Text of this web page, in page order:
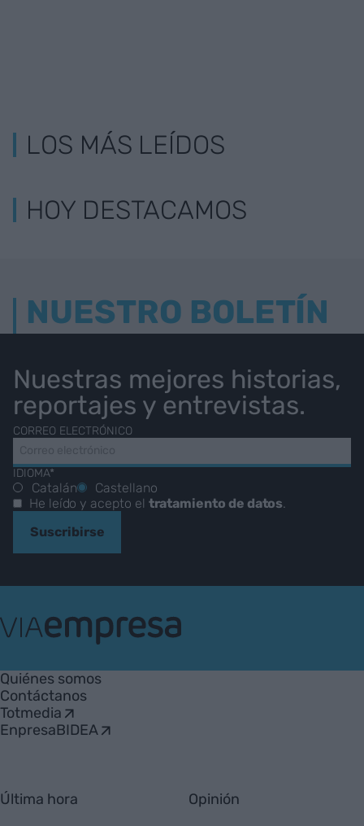
LOS MÁS LEÍDOS
HOY DESTACAMOS
NUESTRO BOLETÍN
Nuestras mejores historias,
reportajes y entrevistas.
CORREO ELECTRÓNICO
IDIOMA*
Catalán
Castellano
He leído y acepto el tratamiento de datos.
Suscribirse
Empresa
Quiénes somos
Contáctanos
Totmedia
EnpresaBIDEA
Última hora Opinión